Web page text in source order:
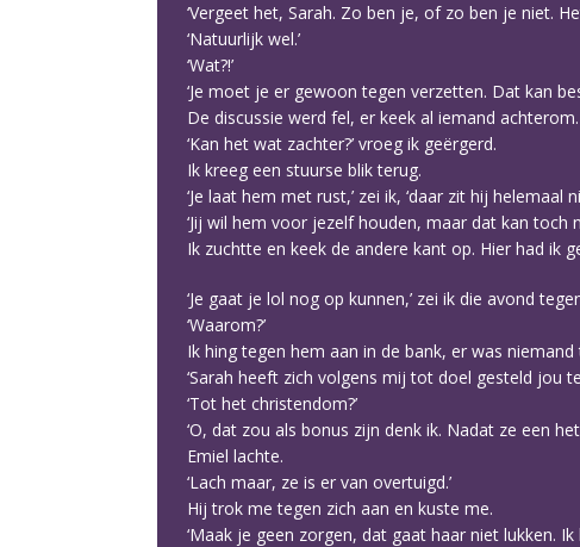
‘Vergeet het, Sarah. Zo ben je, of zo ben je niet.
‘Natuurlijk wel.’
‘Wat?!’
‘Je moet je er gewoon tegen verzetten. Dat kan
De discussie werd fel, er keek al iemand achterom.
‘Kan het wat zachter?’ vroeg ik geërgerd.
Ik kreeg een stuurse blik terug.
‘Je laat hem met rust,’ zei ik, ‘daar zit hij helemaal
‘Jij wil hem voor jezelf houden, maar dat kan toch
Ik zuchtte en keek de andere kant op. Hier had ik
‘Je gaat je lol nog op kunnen,’ zei ik die avond
‘Waarom?’
Ik hing tegen hem aan in de bank, er was niemand
‘Sarah heeft zich volgens mij tot doel gesteld jou
‘Tot het christendom?’
‘O, dat zou als bonus zijn denk ik. Nadat ze een
Emiel lachte.
‘Lach maar, ze is er van overtuigd.’
Hij trok me tegen zich aan en kuste me.
‘Maak je geen zorgen, dat gaat haar niet lukken. Ik